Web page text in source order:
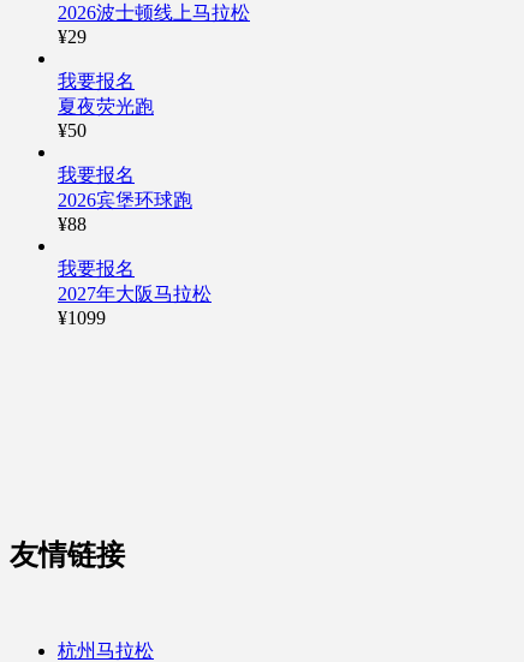
2026波士顿线上马拉松
¥29
我要报名
夏夜荧光跑
¥50
我要报名
2026宾堡环球跑
¥88
我要报名
2027年大阪马拉松
¥1099
友情链接
杭州马拉松